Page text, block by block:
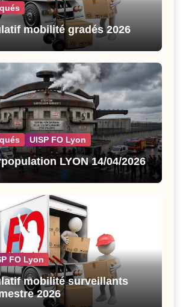
mobilité gradés 2026
UISP FO Lyon
LYON 14/04/2026
FO Lyon
mobilité surveillants
2026